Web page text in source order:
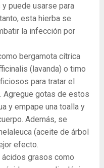
puede usarse para
esta hierba se
la infección por
bergamota cítrica
(lavanda) o timo
para tratar el
gotas de estos
y empape una toalla y
Además, se
(aceite de árbol
efecto.
grasos como